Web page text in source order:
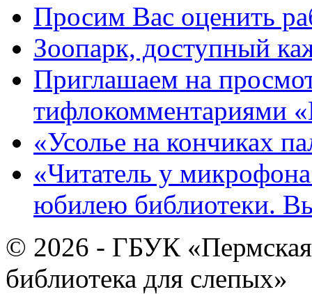
Просим Вас оценить
Зоопарк, доступный
Приглашаем на
тифлокомментариями
«Усолье на кончиках
«Читатель у
юбилею библиотеки.
© 2026 - ГБУК «Пермская
библиотека для слепых»